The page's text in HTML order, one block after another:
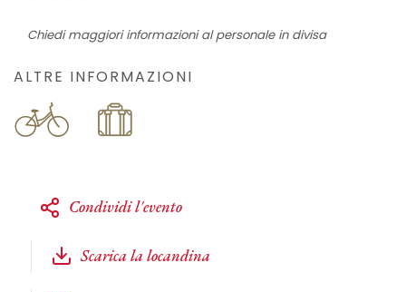
Chiedi maggiori informazioni al personale in divisa
ALTRE INFORMAZIONI
Condividi l'evento
Scarica la locandina